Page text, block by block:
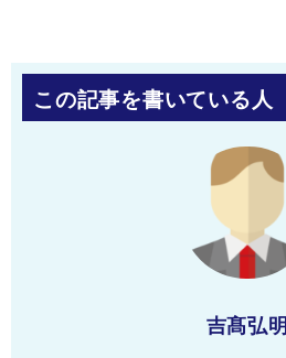
この記事を書いている人
吉髙弘明